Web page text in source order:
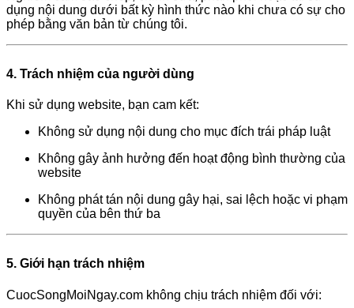
dụng nội dung dưới bất kỳ hình thức nào khi chưa có sự cho
phép bằng văn bản từ chúng tôi.
4. Trách nhiệm của người dùng
Khi sử dụng website, bạn cam kết:
Không sử dụng nội dung cho mục đích trái pháp luật
Không gây ảnh hưởng đến hoạt động bình thường của
website
Không phát tán nội dung gây hại, sai lệch hoặc vi phạm
quyền của bên thứ ba
5. Giới hạn trách nhiệm
CuocSongMoiNgay.com không chịu trách nhiệm đối với: